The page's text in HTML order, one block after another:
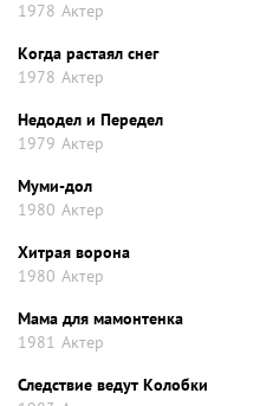
1978 Актер
Когда растаял снег
1978 Актер
Недодел и Передел
1979 Актер
Муми-дол
1980 Актер
Хитрая ворона
1980 Актер
Мама для мамонтенка
1981 Актер
Следствие ведут Колобки